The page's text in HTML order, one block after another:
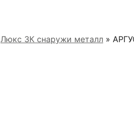
Люкс 3К снаружи металл »